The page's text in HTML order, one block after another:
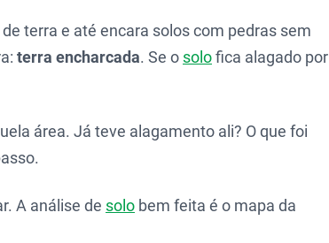
terra e até encara solos com pedras sem
terra encharcada. Se o solofica alagado por
área. Já teve alagamento ali? O que foi
A análise de solo bem feita é o mapa da